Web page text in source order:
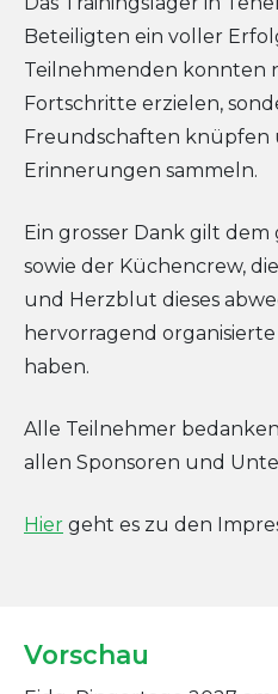
Beteiligten ein voller
Teilnehmenden konnten
Fortschritte erzielen,
Freundschaften knüpfen
Erinnerungen sammeln.
Ein grosser Dank gilt
sowie der Küchencrew,
und Herzblut dieses
hervorragend
haben.
Alle Teilnehmer
allen Sponsoren und
Hier geht es zu den
Vorschau